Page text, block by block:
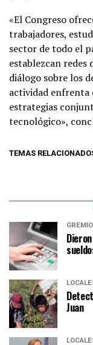
«El Congreso
trabajadores,
sector de todo el
establezcan redes
diálogo sobre los
actividad enfrenta
estrategias
tecnológico»,
TEMAS
Juan